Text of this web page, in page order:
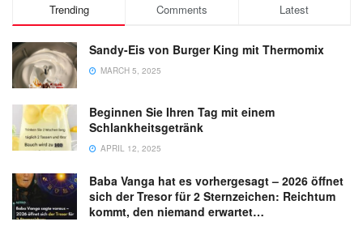
Trending Comments Latest
Sandy-Eis von Burger King mit Thermomix
MARCH 5, 2025
Beginnen Sie Ihren Tag mit einem
Schlankheitsgetränk
APRIL 12, 2025
Baba Vanga hat es vorhergesagt – 2026 öffnet
sich der Tresor für 2 Sternzeichen: Reichtum
kommt, den niemand erwartet…